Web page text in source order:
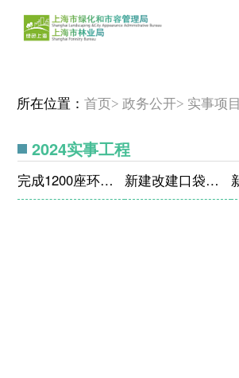
所在位置： 首页 > 政务公开> 实事项目
2024实事工程
完成1200座环卫公厕适老化适幼化改造 新建改建口袋公园60座